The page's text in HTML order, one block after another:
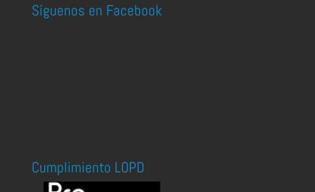
Síguenos en Facebook
Cumplimiento LOPD